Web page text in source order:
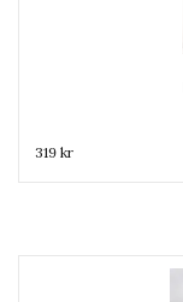
319 kr